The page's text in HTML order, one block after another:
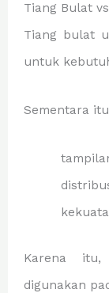
Tiang Bulat
Tiang bulat
untuk
Sementara
Karena
digunakan